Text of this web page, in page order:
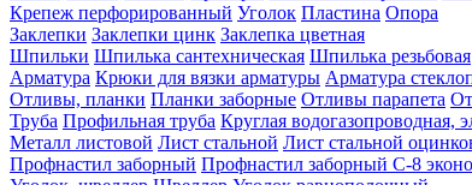
Крепеж перфорированный Уголок Пластина Опора
Заклепки Заклепки цинк Заклепка цветная
Шпильки Шпилька сантехническая Шпилька резьбовая
Арматура Крюки для вязки арматуры Арматура
Отливы, планки Планки заборные Отливы парапета
Труба Профильная труба Круглая водогазопроводная,
Металл листовой Лист стальной Лист стальной
Профнастил заборный Профнастил заборный С-8